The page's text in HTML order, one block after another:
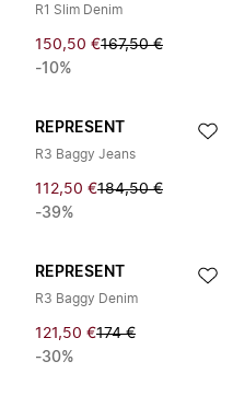
R1 Slim Denim
150,50 €167,50 €
-10%
REPRESENT
R3 Baggy Jeans
112,50 €184,50 €
-39%
REPRESENT
R3 Baggy Denim
121,50 €174 €
-30%